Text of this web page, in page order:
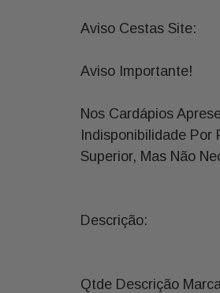
Aviso Cestas Site:
Aviso Importante!
Nos Cardápios
Indisponibilidade Por
Superior, Mas Não
Descrição:
Qtde Descrição